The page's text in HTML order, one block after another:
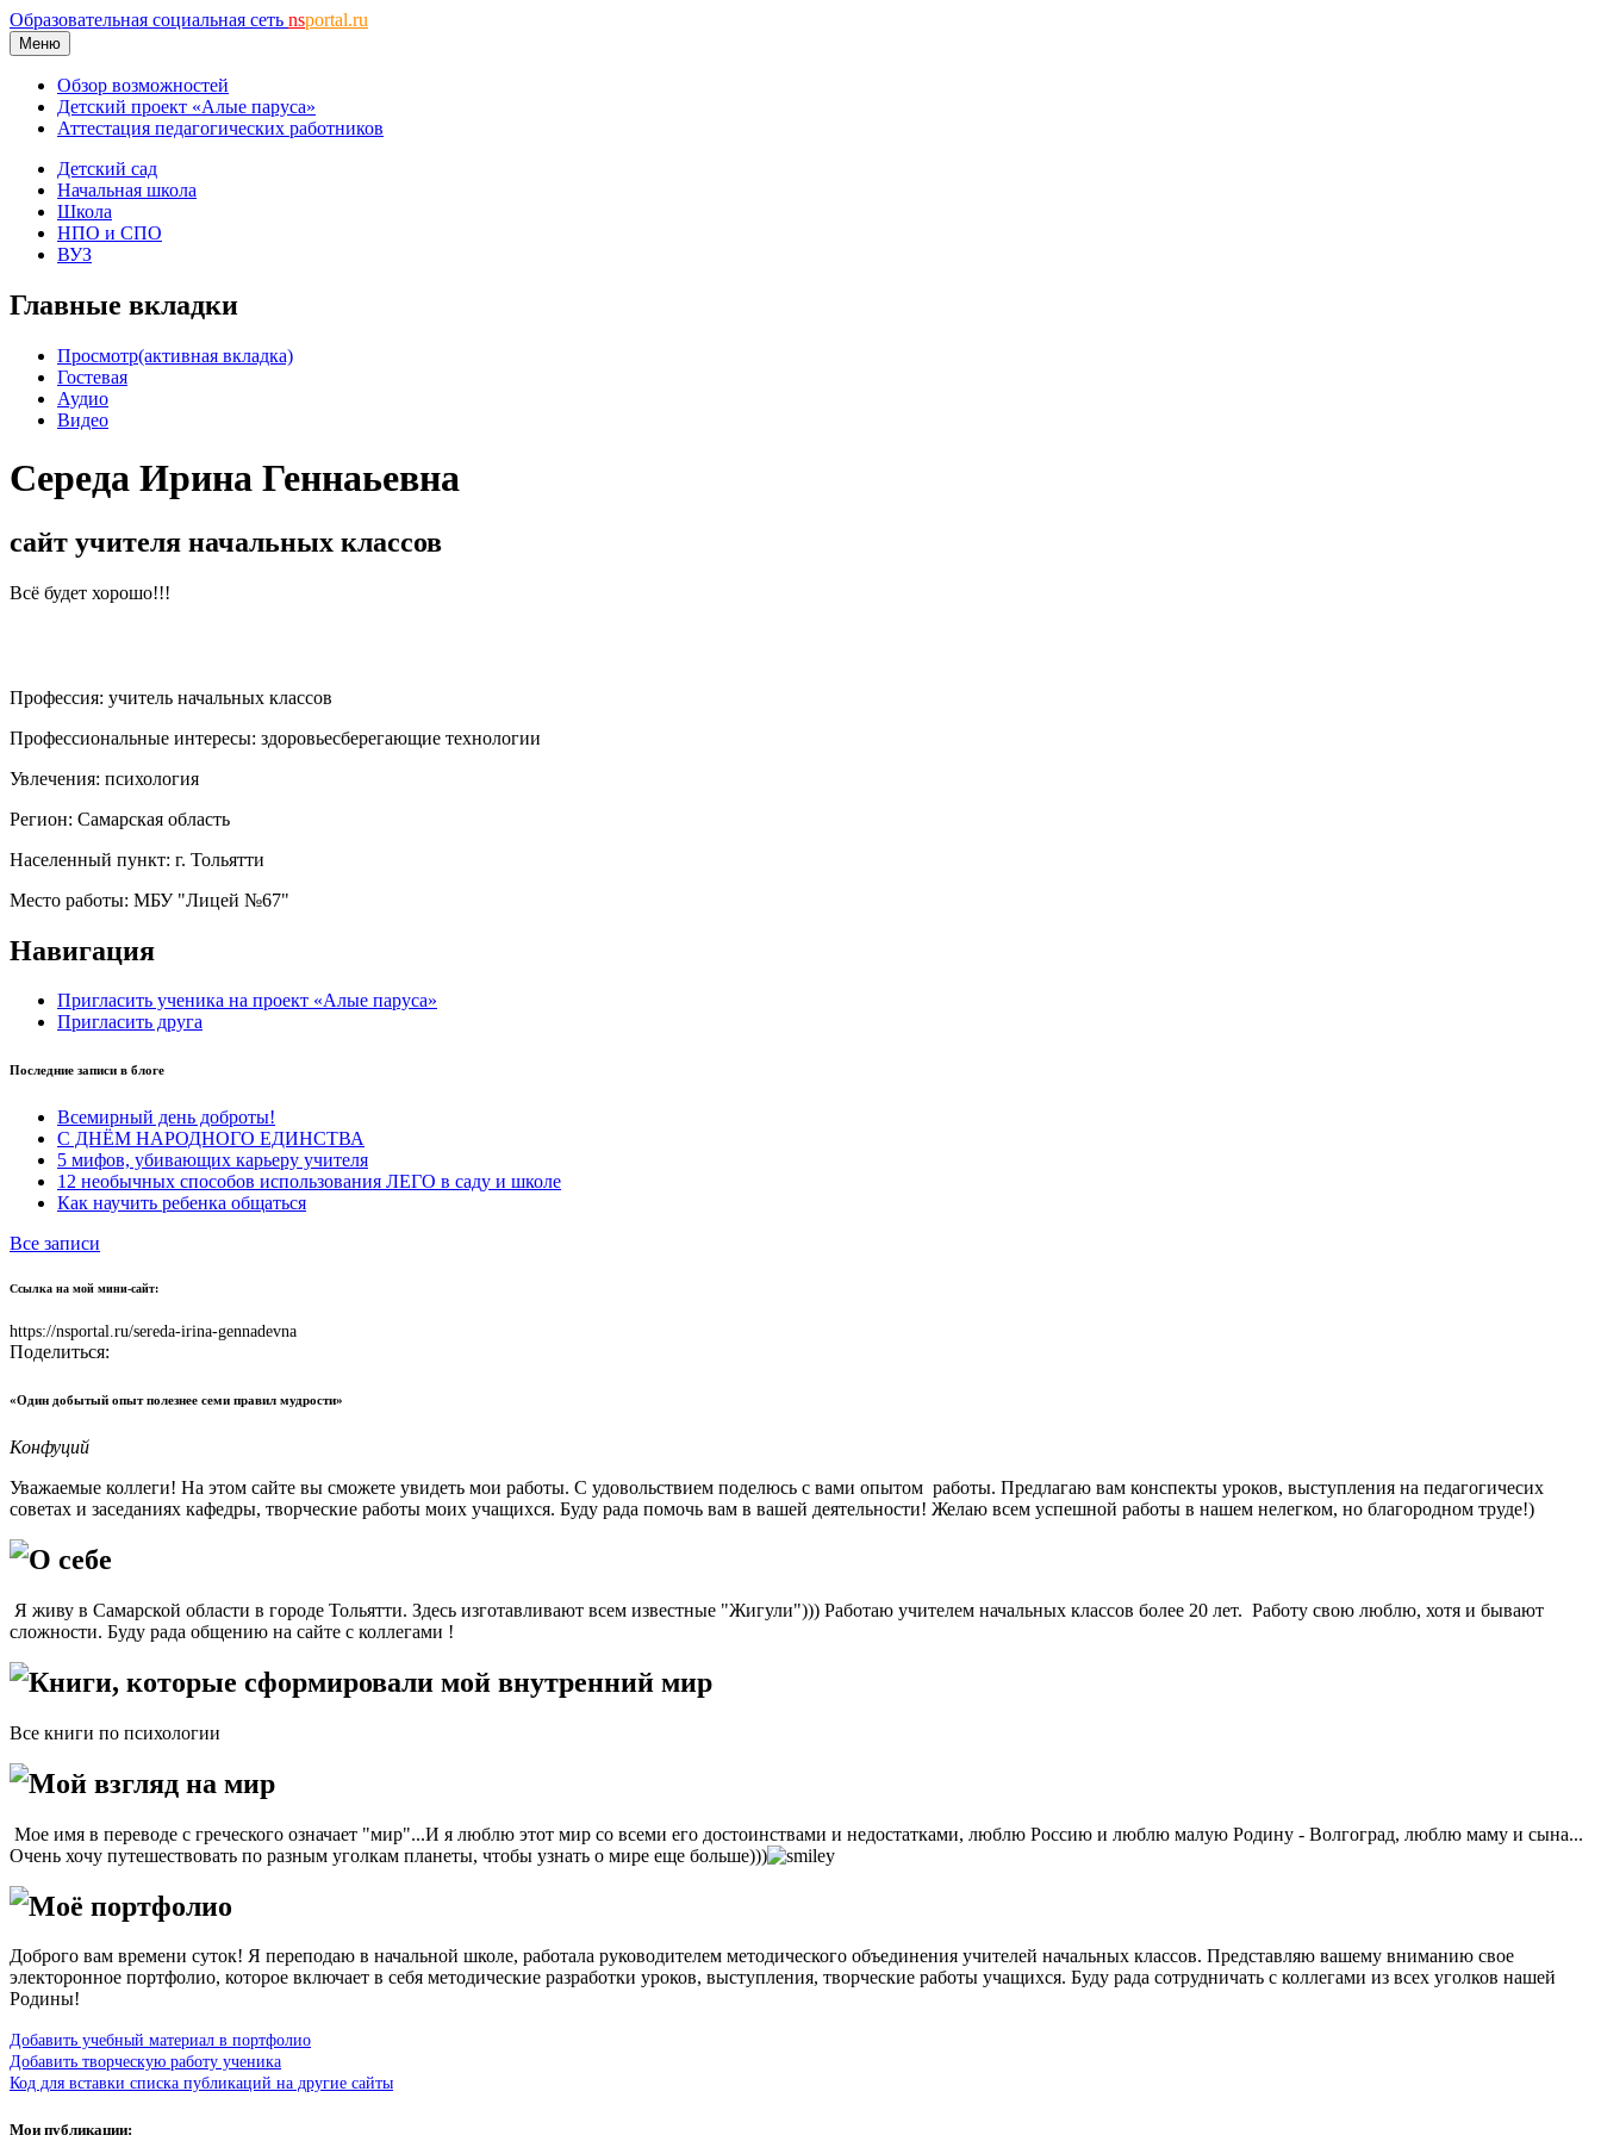
Образовательная социальная сеть nsportal.ru
Меню
Обзор возможностей
Детский проект «Алые паруса»
Аттестация педагогических работников
Детский сад
Начальная школа
Школа
НПО и СПО
ВУЗ
Главные вкладки
Просмотр(активная вкладка)
Гостевая
Аудио
Видео
Середа Ирина Геннаьевна
сайт учителя начальных классов
Всё будет хорошо!!!
Профессия: учитель начальных классов
Профессиональные интересы: здоровьесберегающие технологии
Увлечения: психология
Регион: Самарская область
Населенный пункт: г. Тольятти
Место работы: МБУ "Лицей №67"
Навигация
Пригласить ученика на проект «Алые паруса»
Пригласить друга
Последние записи в блоге
Всемирный день доброты!
С ДНЁМ НАРОДНОГО ЕДИНСТВА
5 мифов, убивающих карьеру учителя
12 необычных способов использования ЛЕГО в саду и школе
Как научить ребенка общаться
Все записи
Ссылка на мой мини-сайт:
https://nsportal.ru/sereda-irina-gennadevna
Поделиться:
«Один добытый опыт полезнее семи правил мудрости»
Конфуций
Уважаемые коллеги! На этом сайте вы сможете увидеть мои работы. С удовольствием поделюсь с вами опытом работы. Предлагаю вам конспекты уроков, выступления на педагогичесих
советах и заседаниях кафедры, творческие работы моих учащихся. Буду рада помочь вам в вашей деятельности! Желаю всем успешной работы в нашем нелегком, но благородном труде!)
О себе
Я живу в Самарской области в городе Тольятти. Здесь изготавливают всем известные "Жигули"))) Работаю учителем начальных классов более 20 лет. Работу свою люблю, хотя и бывают
сложности. Буду рада общению на сайте с коллегами !
Книги, которые сформировали мой внутренний мир
Все книги по психологии
Мой взгляд на мир
Мое имя в переводе с греческого означает "мир"...И я люблю этот мир со всеми его достоинствами и недостатками, люблю Россию и люблю малую Родину - Волгоград, люблю маму и сына...
Очень хочу путешествовать по разным уголкам планеты, чтобы узнать о мире еще больше)))
Моё портфолио
Доброго вам времени суток! Я переподаю в начальной школе, работала руководителем методического объединения учителей начальных классов. Представляю вашему вниманию свое
электоронное портфолио, которое включает в себя методические разработки уроков, выступления, творческие работы учащихся. Буду рада сотрудничать с коллегами из всех уголков нашей
Родины!
Добавить учебный материал в портфолио
Добавить творческую работу ученика
Код для вставки списка публикаций на другие сайты
Мои публикации: